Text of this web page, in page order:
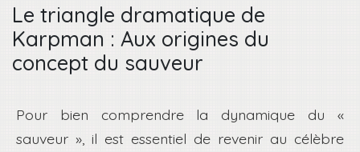
Le triangle dramatique de
Karpman : Aux origines du
concept du sauveur
Pour bien comprendre la dynamique du «
sauveur », il est essentiel de revenir au célèbre